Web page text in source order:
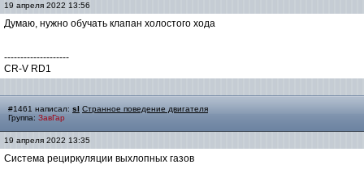
19 апреля 2022 13:56
Думаю, нужно обучать клапан холостого хода
--------------------
CR-V RD1
#1461 написал: sl Странное поведение двигателя
Группа: ЗавГар
19 апреля 2022 13:35
Система рециркуляции выхлопных газов